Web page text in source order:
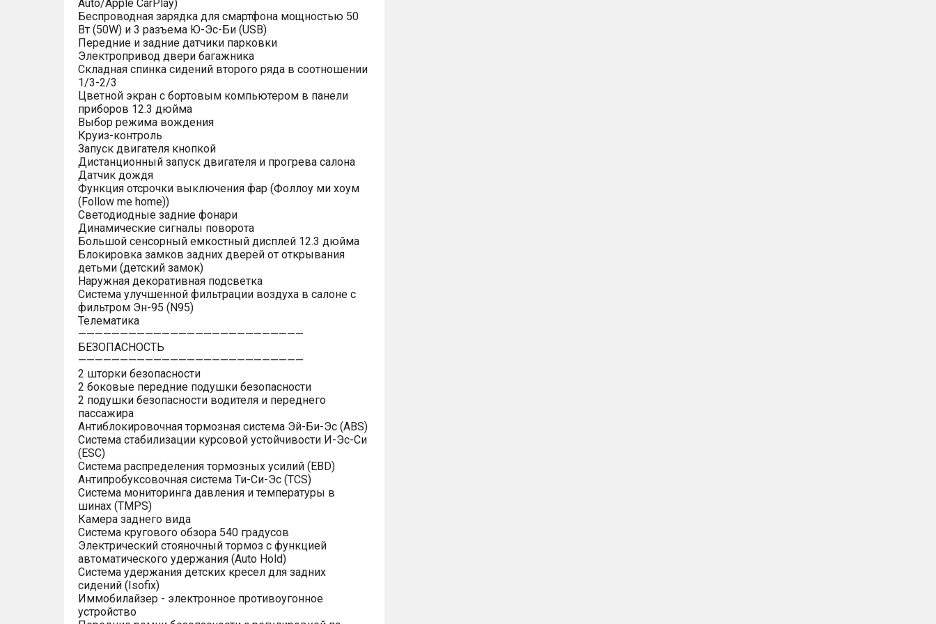
Auto/Apple CarPlay)
Беспроводная зарядка для смартфона мощностью 50
Вт (50W) и 3 разъема Ю-Эс-Би (USB)
Передние и задние датчики парковки
Электропривод двери багажника
Складная спинка сидений второго ряда в соотношении
1/3-2/3
Цветной экран с бортовым компьютером в панели
приборов 12.3 дюйма
Выбор режима вождения
Круиз-контроль
Запуск двигателя кнопкой
Дистанционный запуск двигателя и прогрева салона
Датчик дождя
Функция отсрочки выключения фар (Фоллоу ми хоум
(Follow me home))
Светодиодные задние фонари
Динамические сигналы поворота
Большой сенсорный емкостный дисплей 12.3 дюйма
Блокировка замков задних дверей от открывания
детьми (детский замок)
Наружная декоративная подсветка
Система улучшенной фильтрации воздуха в салоне с
фильтром Эн-95 (N95)
Телематика
———————————————————————————
БЕЗОПАСНОСТЬ
———————————————————————————
2 шторки безопасности
2 боковые передние подушки безопасности
2 подушки безопасности водителя и переднего
пассажира
Антиблокировочная тормозная система Эй-Би-Эс (ABS)
Система стабилизации курсовой устойчивости И-Эс-Си
(ESC)
Система распределения тормозных усилий (EBD)
Антипробуксовочная система Ти-Си-Эс (TCS)
Система мониторинга давления и температуры в
шинах (TMPS)
Камера заднего вида
Система кругового обзора 540 градусов
Электрический стояночный тормоз с функцией
автоматического удержания (Auto Hold)
Система удержания детских кресел для задних
сидений (Isofix)
Иммобилайзер - электронное противоугонное
устройство